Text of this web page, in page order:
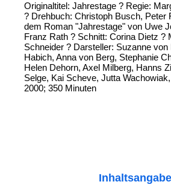
Originaltitel: Jahrestage ? Regie:
? Drehbuch: Christoph Busch, Peter
dem Roman "Jahrestage" von Uwe
Franz Rath ? Schnitt: Corina Dietz ?
Schneider ? Darsteller: Suzanne
Habich, Anna von Berg, Stephanie
Helen Dehorn, Axel Milberg, Hanns
Selge, Kai Scheve, Jutta
2000; 350 Minuten
Inhaltsangabe